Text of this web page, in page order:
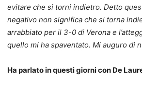
evitare che si torni indietro. Detto
negativo non significa che si torna
arrabbiato per il 3-0 di Verona e
quello mi ha spaventato. Mi auguro di
Ha parlato in questi giorni con De